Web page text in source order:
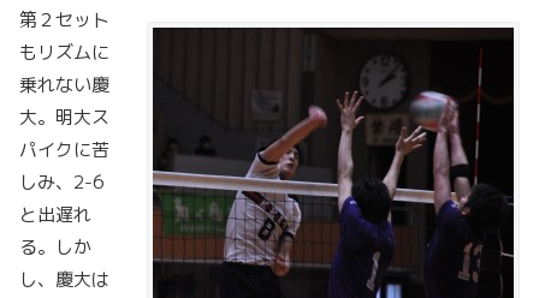
第２セット
もリズムに
乗れない慶
大。明大ス
パイクに苦
しみ、2-6
と出遅れ
る。しか
し、慶大は